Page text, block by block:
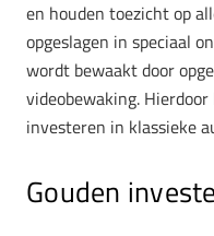
en houden toezicht op
opgeslagen in speciaal
wordt bewaakt door
videobewaking.
investeren in klassieke
Gouden